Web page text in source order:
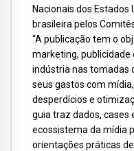
Nacionais dos Estados
brasileira pelos
“A publicação tem o
marketing,
indústria nas tomadas
seus gastos com
desperdícios e
guia traz dados, cases
ecossistema da mídia
orientações práticas